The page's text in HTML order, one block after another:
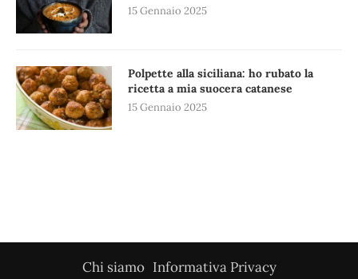
15 Gennaio 2025
Polpette alla siciliana: ho rubato la
ricetta a mia suocera catanese
15 Gennaio 2025
Chi siamo Informativa Privacy